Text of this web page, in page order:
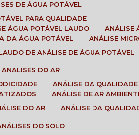
DE ÁGUA POTÁVEL
PARA QUALIDADE
ÁGUA POTÁVEL LAUDO
DA ÁGUA POTÁVEL
ANÁLISE
LAUDO DE ANÁLISE DE ÁGUA POTÁVEL
ANÁLISES DO AR
ANÁLISE DA
ANÁLISE DE AR
DO AR ANÁLISE DA
ANÁLISES DO SOLO